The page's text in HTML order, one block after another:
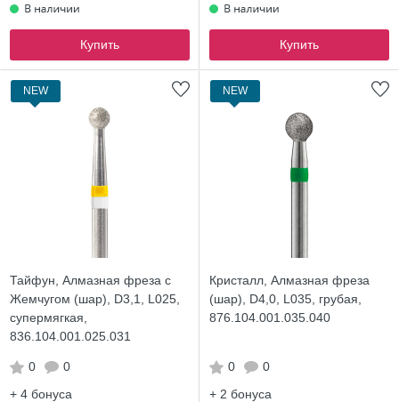
Купить Купить
NEW
Тайфун, Алмазная фреза с
Жемчугом (шар), D3,1, L025,
супермягкая,
836.104.001.025.031
0
0
+ 4 бонуса
NEW
Кристалл, Алмазная фреза
(шар), D4,0, L035, грубая,
876.104.001.035.040
0
0
+ 2 бонуса